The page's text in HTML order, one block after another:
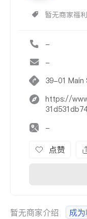
暂无商家福利
-
-
39-01 Main
https://
-
点赞
暂无商家介绍 成